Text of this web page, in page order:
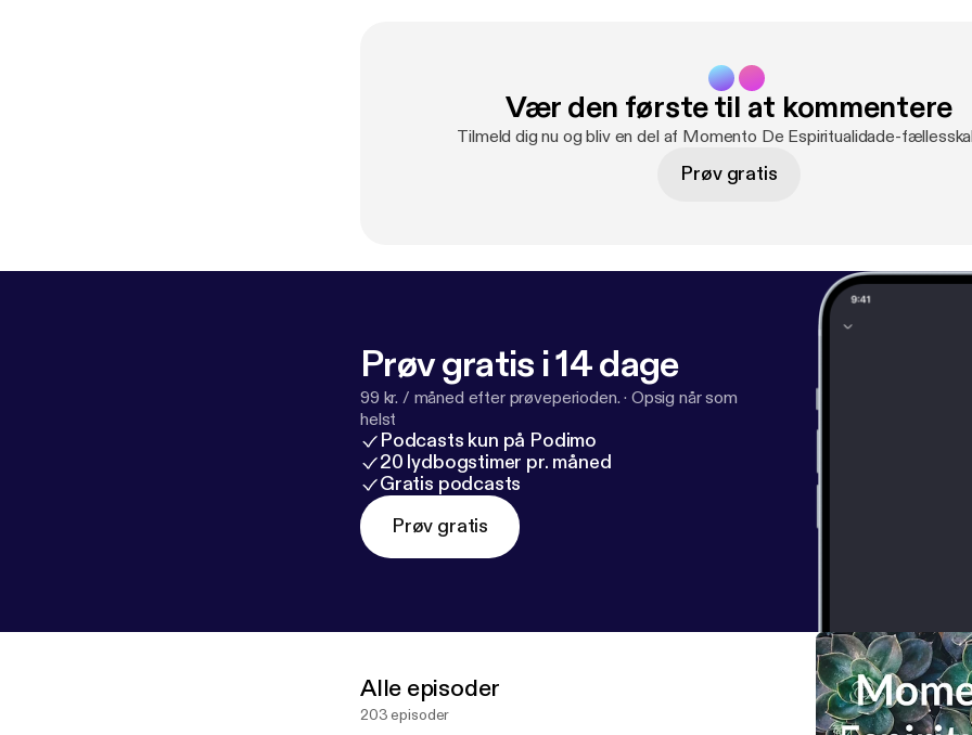
Vær den første til at kommentere
Tilmeld dig nu og bliv en del af Momento De Espiritualidade-
Prøv gratis
Prøv gratis i 14 dage
99 kr. / måned efter prøveperioden. · Opsig når som
helst
Podcasts kun på Podimo
20 lydbogstimer pr. måned
Gratis podcasts
Prøv gratis
Alle episoder
203 episoder